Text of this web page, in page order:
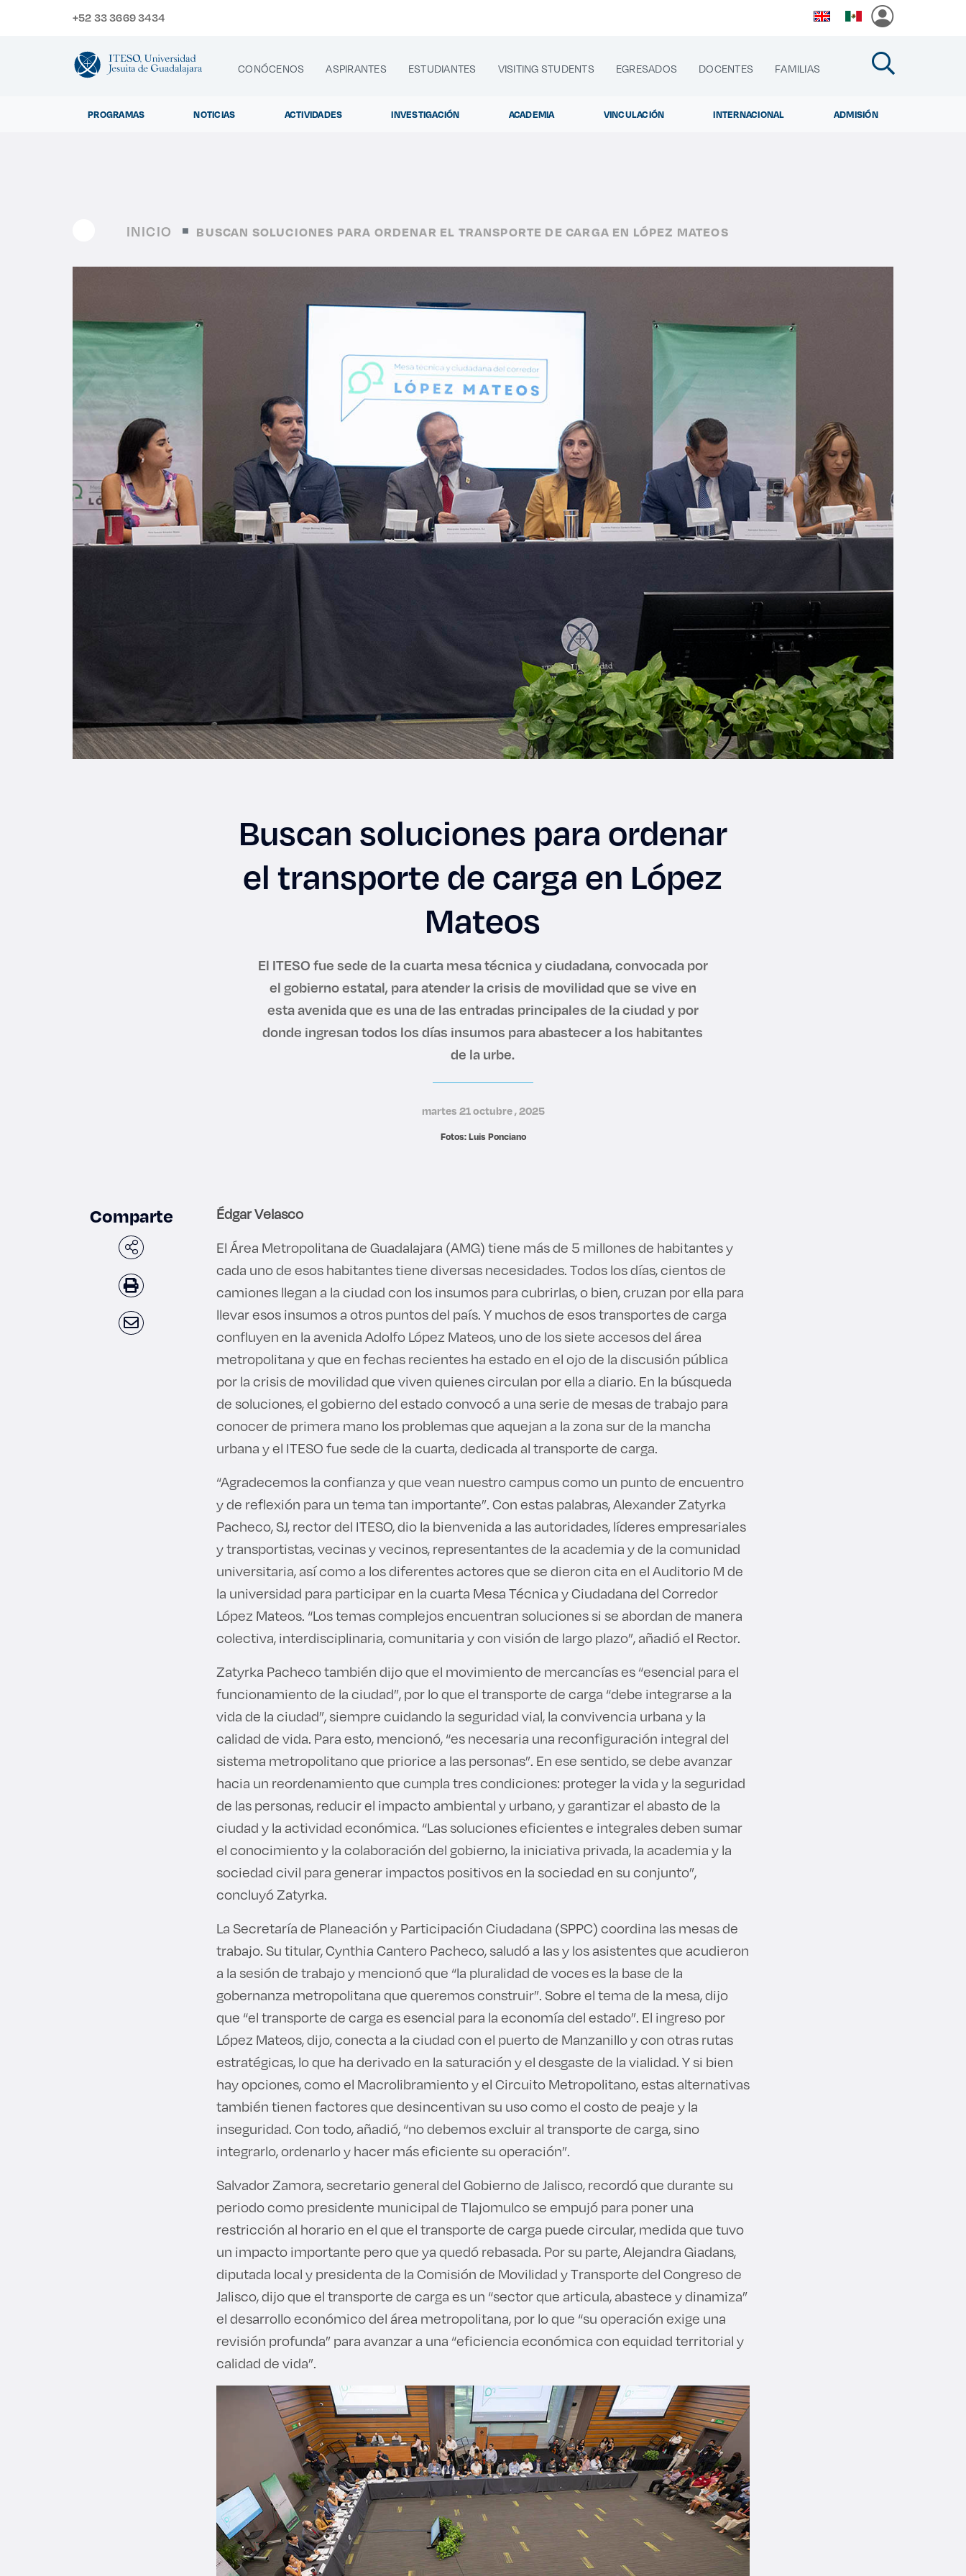
+52 33 3669 3434
CONÓCENOS ASPIRANTES ESTUDIANTES VISITING STUDENTS EGRESADOS DOCENTES FAMILIAS
PROGRAMAS NOTICIAS ACTIVIDADES INVESTIGACIÓN ACADEMIA VINCULACIÓN INTERNACIONAL ADMISIÓN
Diplomados y Curs|
Enlaces de interés
Aspirantes
Becas
Graduaciones
Derecho
Lo más buscado
Derecho
Prepa ITESO
Sustentabilidad
INICIO BUSCAN SOLUCIONES PARA ORDENAR EL TRANSPORTE DE CARGA EN LÓPEZ MATEOS
Buscan soluciones para ordenar
el transporte de carga en López
Mateos
El ITESO fue sede de la cuarta mesa técnica y ciudadana, convocada por
el gobierno estatal, para atender la crisis de movilidad que se vive en
esta avenida que es una de las entradas principales de la ciudad y por
donde ingresan todos los días insumos para abastecer a los habitantes
de la urbe.
martes 21 octubre , 2025
Fotos: Luis Ponciano
Comparte
Édgar Velasco
El Área Metropolitana de Guadalajara (AMG) tiene más de 5 millones de habitantes y
cada uno de esos habitantes tiene diversas necesidades. Todos los días, cientos de
camiones llegan a la ciudad con los insumos para cubrirlas, o bien, cruzan por ella para
llevar esos insumos a otros puntos del país. Y muchos de esos transportes de carga
confluyen en la avenida Adolfo López Mateos, uno de los siete accesos del área
metropolitana y que en fechas recientes ha estado en el ojo de la discusión pública
por la crisis de movilidad que viven quienes circulan por ella a diario. En la búsqueda
de soluciones, el gobierno del estado convocó a una serie de mesas de trabajo para
conocer de primera mano los problemas que aquejan a la zona sur de la mancha
urbana y el ITESO fue sede de la cuarta, dedicada al transporte de carga.
“Agradecemos la confianza y que vean nuestro campus como un punto de encuentro
y de reflexión para un tema tan importante”. Con estas palabras, Alexander Zatyrka
Pacheco, SJ, rector del ITESO, dio la bienvenida a las autoridades, líderes empresariales
y transportistas, vecinas y vecinos, representantes de la academia y de la comunidad
universitaria, así como a los diferentes actores que se dieron cita en el Auditorio M de
la universidad para participar en la cuarta Mesa Técnica y Ciudadana del Corredor
López Mateos. “Los temas complejos encuentran soluciones si se abordan de manera
colectiva, interdisciplinaria, comunitaria y con visión de largo plazo”, añadió el Rector.
Zatyrka Pacheco también dijo que el movimiento de mercancías es “esencial para el
funcionamiento de la ciudad”, por lo que el transporte de carga “debe integrarse a la
vida de la ciudad”, siempre cuidando la seguridad vial, la convivencia urbana y la
calidad de vida. Para esto, mencionó, “es necesaria una reconfiguración integral del
sistema metropolitano que priorice a las personas”. En ese sentido, se debe avanzar
hacia un reordenamiento que cumpla tres condiciones: proteger la vida y la seguridad
de las personas, reducir el impacto ambiental y urbano, y garantizar el abasto de la
ciudad y la actividad económica. “Las soluciones eficientes e integrales deben sumar
el conocimiento y la colaboración del gobierno, la iniciativa privada, la academia y la
sociedad civil para generar impactos positivos en la sociedad en su conjunto”,
concluyó Zatyrka.
La Secretaría de Planeación y Participación Ciudadana (SPPC) coordina las mesas de
trabajo. Su titular, Cynthia Cantero Pacheco, saludó a las y los asistentes que acudieron
a la sesión de trabajo y mencionó que “la pluralidad de voces es la base de la
gobernanza metropolitana que queremos construir”. Sobre el tema de la mesa, dijo
que “el transporte de carga es esencial para la economía del estado”. El ingreso por
López Mateos, dijo, conecta a la ciudad con el puerto de Manzanillo y con otras rutas
estratégicas, lo que ha derivado en la saturación y el desgaste de la vialidad. Y si bien
hay opciones, como el Macrolibramiento y el Circuito Metropolitano, estas alternativas
también tienen factores que desincentivan su uso como el costo de peaje y la
inseguridad. Con todo, añadió, “no debemos excluir al transporte de carga, sino
integrarlo, ordenarlo y hacer más eficiente su operación”.
Salvador Zamora, secretario general del Gobierno de Jalisco, recordó que durante su
periodo como presidente municipal de Tlajomulco se empujó para poner una
restricción al horario en el que el transporte de carga puede circular, medida que tuvo
un impacto importante pero que ya quedó rebasada. Por su parte, Alejandra Giadans,
diputada local y presidenta de la Comisión de Movilidad y Transporte del Congreso de
Jalisco, dijo que el transporte de carga es un “sector que articula, abastece y dinamiza”
el desarrollo económico del área metropolitana, por lo que “su operación exige una
revisión profunda” para avanzar a una “eficiencia económica con equidad territorial y
calidad de vida”.